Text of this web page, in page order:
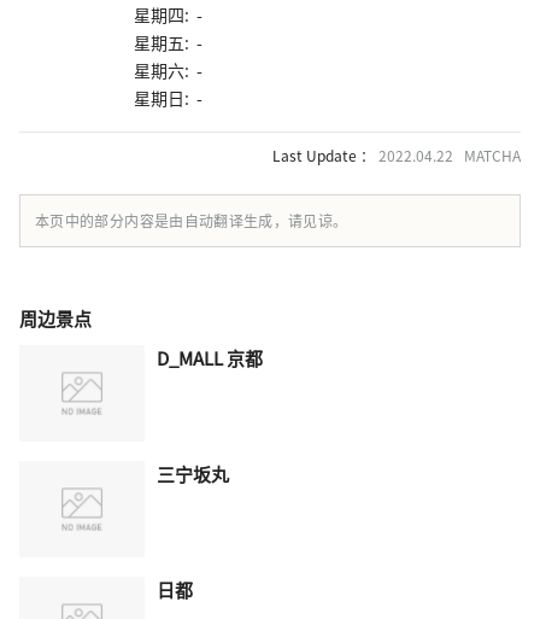
星期四: -
星期五: -
星期六: -
星期日: -
Last Update ： 2022.04.22 MATCHA
本页中的部分内容是由自动翻译生成，请见谅。
周边景点
D_MALL 京都
三宁坂丸
日都